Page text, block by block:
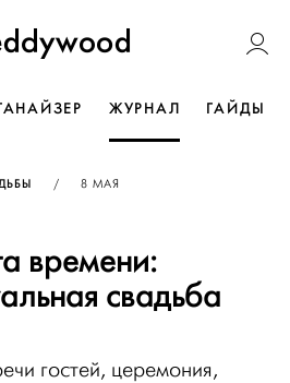
Weddywood
ЖУРНАЛ ГАЙДЫ
/ ОПУБЛИКОВАНО
8 МАЯ
времени:
свадьба
гостей, церемония,